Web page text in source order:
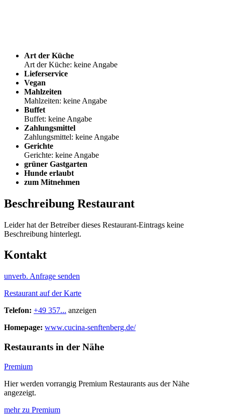
Art der Küche
Art der Küche: keine Angabe
Lieferservice
Vegan
Mahlzeiten
Mahlzeiten: keine Angabe
Buffet
Buffet: keine Angabe
Zahlungsmittel
Zahlungsmittel: keine Angabe
Gerichte
Gerichte: keine Angabe
grüner Gastgarten
Hunde erlaubt
zum Mitnehmen
Beschreibung Restaurant
Leider hat der Betreiber dieses Restaurant-Eintrags keine
Beschreibung hinterlegt.
Kontakt
unverb. Anfrage senden
Restaurant auf der Karte
Telefon: +49 357... anzeigen
Homepage: www.cucina-senftenberg.de/
Restaurants in der Nähe
Premium
Hier werden vorrangig Premium Restaurants aus der Nähe
angezeigt.
mehr zu Premium